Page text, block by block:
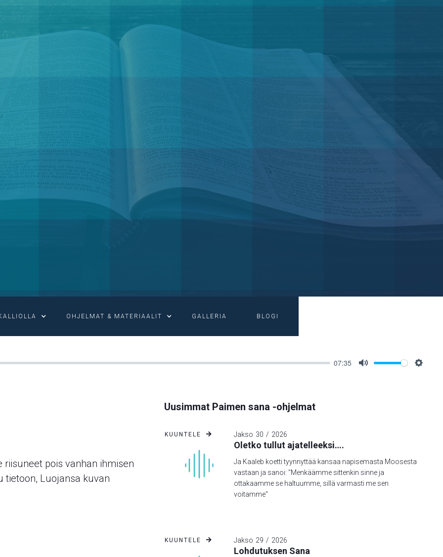
OHJELMAT & MATERIAALIT GALLERIA BLOGI
07:35
pois vanhan ihmisen
tietoon, Luojansa kuvan
Uusimmat Paimen sana -ohjelmat
Jakso 30 / 2026
Oletko tullut ajatelleeksi….
Ja Kaaleb koetti tyynnyttää kansaa napisemasta Moosesta
vastaan ja sanoi: "Menkäämme sittenkin sinne ja
ottakaamme se haltuumme, sillä varmasti me sen
voitamme"
KUUNTELE 
Jakso 29 / 2026
Lohdutuksen Sana
KUUNTELE 